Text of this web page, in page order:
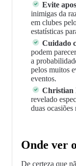
Evite
inimigas da
em clubes
estatísticas
Cuidado
podem
a
pelos muitos
eventos.
Christian
revelado
duas
Onde ver
De certeza que